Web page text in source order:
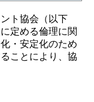
ト協会（以下
定める倫理に関
・安定化のため
ことにより、協